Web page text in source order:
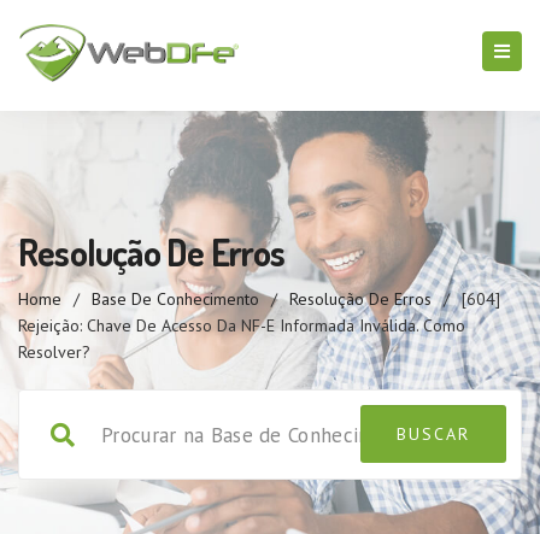
Resolução De Erros
Home / Base De Conhecimento / Resolução De Erros / [604]
Rejeição: Chave De Acesso Da NF-E Informada Inválida. Como
Resolver?